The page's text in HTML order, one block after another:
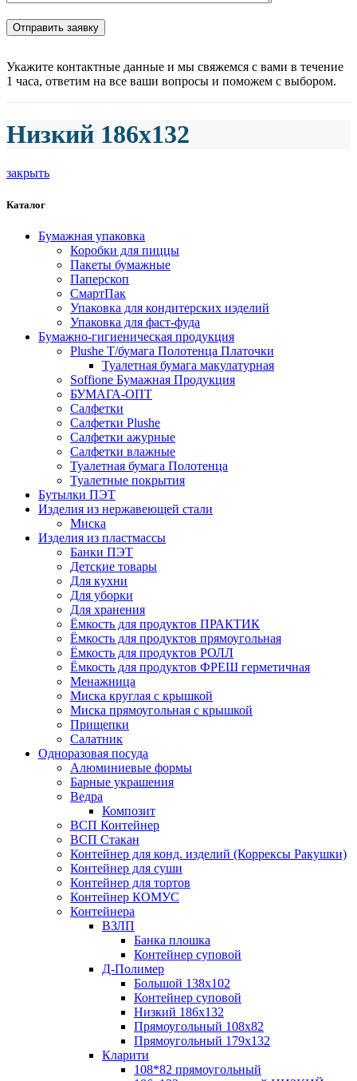
Укажите контактные данные и мы свяжемся с вами в течение
1 часа, ответим на все ваши вопросы и поможем с выбором.
Низкий 186х132
закрыть
Каталог
Бумажная упаковка
Коробки для пиццы
Пакеты бумажные
Паперскоп
СмартПак
Упаковка для кондитерских иэделий
Упаковка для фаст-фуда
Бумажно-гигиеническая продукция
Plushe Т/бумага Полотенца Платочки
Туалетная бумага макулатурная
Soffione Бумажная Продукция
БУМАГА-ОПТ
Салфетки
Салфетки Plushe
Салфетки ажурные
Салфетки влажные
Туалетная бумага Полотенца
Туалетные покрытия
Бутылки ПЭТ
Изделия из нержавеющей стали
Миска
Изделия из пластмассы
Банки ПЭТ
Детские товары
Для кухни
Для уборки
Для хранения
Ёмкость для продуктов ПРАКТИК
Ёмкость для продуктов прямоугольная
Ёмкость для продуктов РОЛЛ
Ёмкость для продуктов ФРЕШ герметичная
Менажница
Миска круглая с крышкой
Миска прямоугольная с крышкой
Прищепки
Салатник
Одноразовая посуда
Алюминиевые формы
Барные украшения
Ведра
Композит
ВСП Контейнер
ВСП Стакан
Контейнер для конд. изделий (Коррексы Ракушки)
Контейнер для суши
Контейнер для тортов
Контейнер КОМУС
Контейнера
ВЗЛП
Банка плошка
Контейнер суповой
Д-Полимер
Большой 138х102
Контейнер суповой
Низкий 186х132
Прямоугольный 108х82
Прямоугольный 179х132
Кларити
108*82 прямоугольный